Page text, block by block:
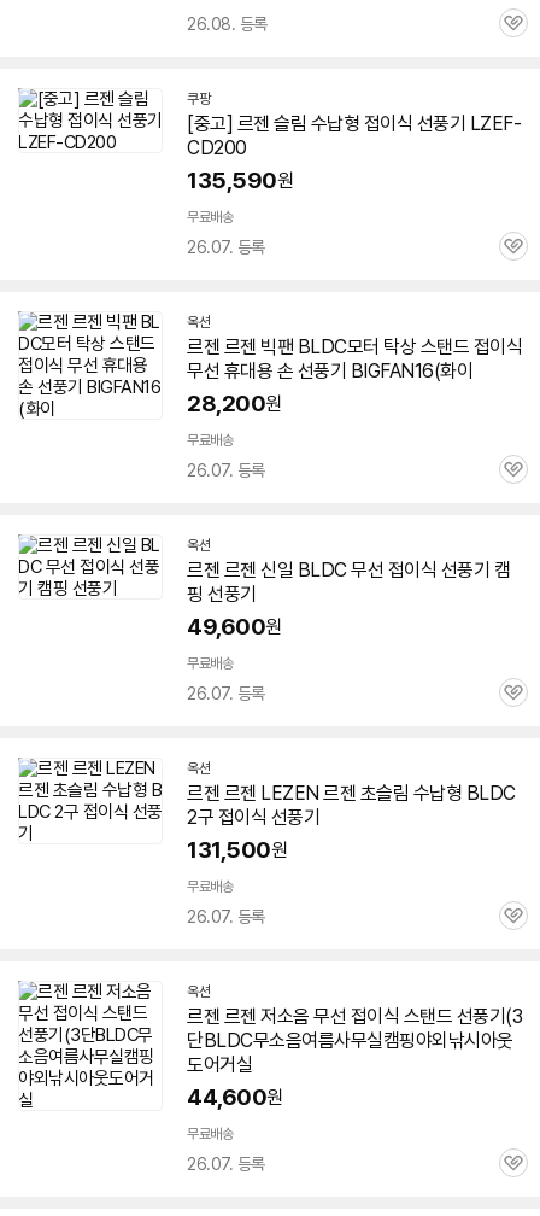
26.08. 등록
관
쿠팡
[중고] 르젠 슬림 수납형 접이식 선풍기 LZEF-
CD200
135,590원
무료배송
26.07. 등록
관
옥션
르젠 르젠 빅팬 BLDC모터 탁상 스탠드 접이식
무선 휴대용 손 선풍기 BIGFAN16(화이
28,200원
무료배송
26.07. 등록
관
옥션
르젠 르젠 신일 BLDC 무선 접이식 선풍기 캠
핑 선풍기
49,600원
무료배송
26.07. 등록
관
옥션
르젠 르젠 LEZEN 르젠 초슬림 수납형 BLDC
2구 접이식 선풍기
131,500원
무료배송
26.07. 등록
관
옥션
르젠 르젠 저소음 무선 접이식 스탠드 선풍기(3
단BLDC무소음여름사무실캠핑야외낚시아웃
도어거실
44,600원
무료배송
26.07. 등록
관